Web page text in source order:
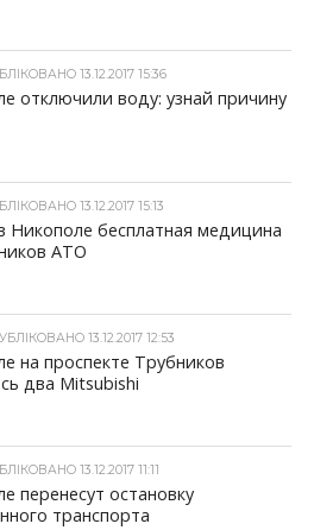
13.12.2017 15:36
отключили воду: узнай причину
13.12.2017 15:13
Никополе бесплатная медицина
АТО
13.12.2017 12:53
на проспекте Трубников
два Mitsubishi
13.12.2017 11:11
перенесут остановку
транспорта